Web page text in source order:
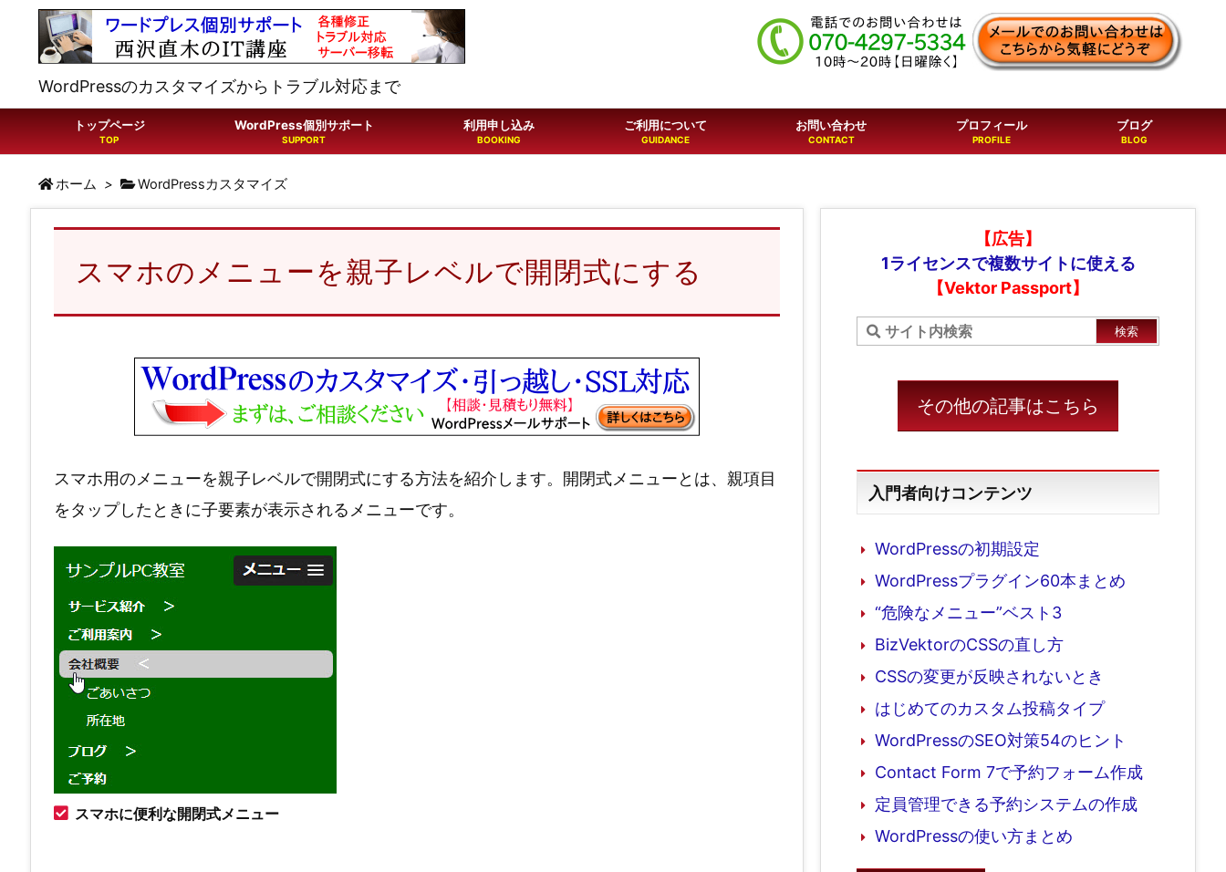
WordPressのカスタマイズからトラブル対応まで
トップページ WordPress個別サポート 利用申し込み ご利用について お問い合わせ プロフィール ブログ
ホーム > WordPressカスタマイズ
スマホのメニューを親子レベルで開閉式にする
スマホ用のメニューを親子レベルで開閉式にする方法を紹介します。開閉式メニューとは、親項目
をタップしたときに子要素が表示されるメニューです。
スマホに便利な開閉式メニュー
【広告】
1ライセンスで複数サイトに使える
【Vektor Passport】
その他の記事はこちら
入門者向けコンテンツ
WordPressの初期設定
WordPressプラグイン60本まとめ
“危険なメニュー”ベスト3
BizVektorのCSSの直し方
CSSの変更が反映されないとき
はじめてのカスタム投稿タイプ
WordPressのSEO対策54のヒント
Contact Form 7で予約フォーム作成
定員管理できる予約システムの作成
WordPressの使い方まとめ